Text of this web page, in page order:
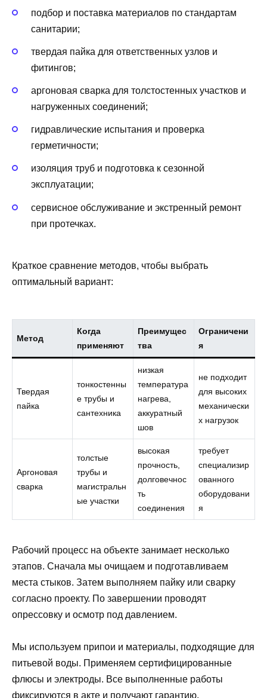
подбор и поставка материалов по стандартам
санитарии;
твердая пайка для ответственных узлов и
фитингов;
аргоновая сварка для толстостенных участков и
нагруженных соединений;
гидравлические испытания и проверка
герметичности;
изоляция труб и подготовка к сезонной
эксплуатации;
сервисное обслуживание и экстренный ремонт
при протечках.
Краткое сравнение методов, чтобы выбрать
оптимальный вариант:
Метод
Когда
применяют
Преимущес
тва
Ограничени
я
Твердая
пайка
тонкостенны
е трубы и
сантехника
низкая
температура
нагрева,
аккуратный
шов
не подходит
для высоких
механически
х нагрузок
Аргоновая
сварка
толстые
трубы и
магистральн
ые участки
высокая
прочность,
долговечнос
ть
соединения
требует
специализир
ованного
оборудовани
я
Рабочий процесс на объекте занимает несколько
этапов. Сначала мы очищаем и подготавливаем
места стыков. Затем выполняем пайку или сварку
согласно проекту. По завершении проводят
опрессовку и осмотр под давлением.
Мы используем припои и материалы, подходящие для
питьевой воды. Применяем сертифицированные
флюсы и электроды. Все выполненные работы
фиксируются в акте и получают гарантию.